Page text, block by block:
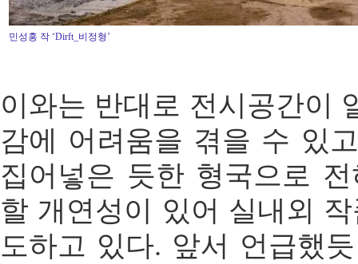
민성홍 작 ‘Dirft_비정형’
이와는 반대로 전시공간이
감에 어려움을 겪을 수 있
집어넣은 듯한 형국으로
할 개연성이 있어 실내외
도하고 있다. 앞서 언급했